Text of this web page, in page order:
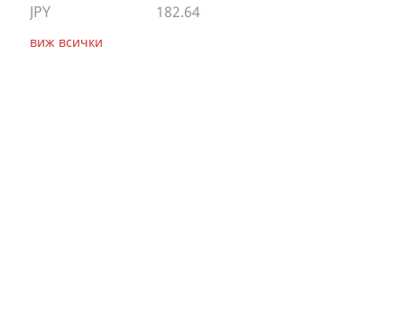
JPY
182.64
виж всички